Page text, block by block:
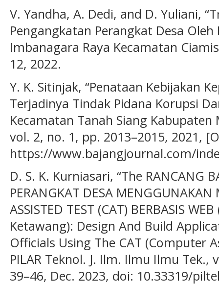
V. Yandha, A. Dedi, and D. Yuliani,
Pengangkatan Perangkat Desa Oleh
Imbanagara Raya Kecamatan
12, 2022.
Y. K. Sitinjak, “Penataan Kebijakan
Terjadinya Tindak Pidana Korupsi
Kecamatan Tanah Siang Kabupaten
vol. 2, no. 1, pp. 2013–2015, 2021,
https://www.bajangjournal.com/
D. S. K. Kurniasari, “The RANCANG
PERANGKAT DESA MENGGUNAKAN
ASSISTED TEST (CAT) BERBASIS
Ketawang): Design And Build
Officials Using The CAT (Computer
PILAR Teknol. J. Ilm. Ilmu Ilmu Tek.,
39–46, Dec. 2023, doi: 10.33319/